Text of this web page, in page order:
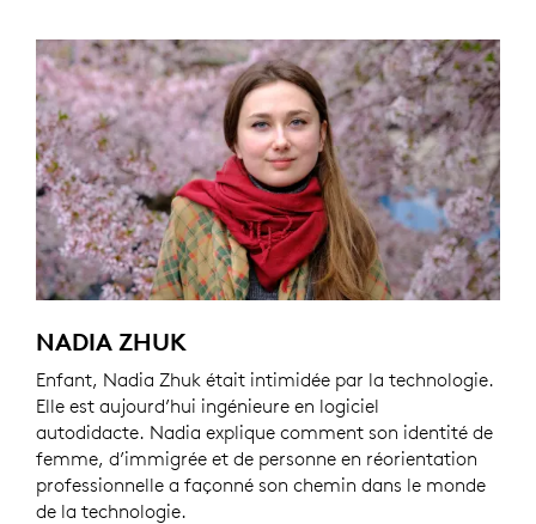
NADIA ZHUK
Enfant, Nadia Zhuk était intimidée par la technologie.
Elle est aujourd’hui ingénieure en logiciel
autodidacte. Nadia explique comment son identité de
femme, d’immigrée et de personne en réorientation
professionnelle a façonné son chemin dans le monde
de la technologie.